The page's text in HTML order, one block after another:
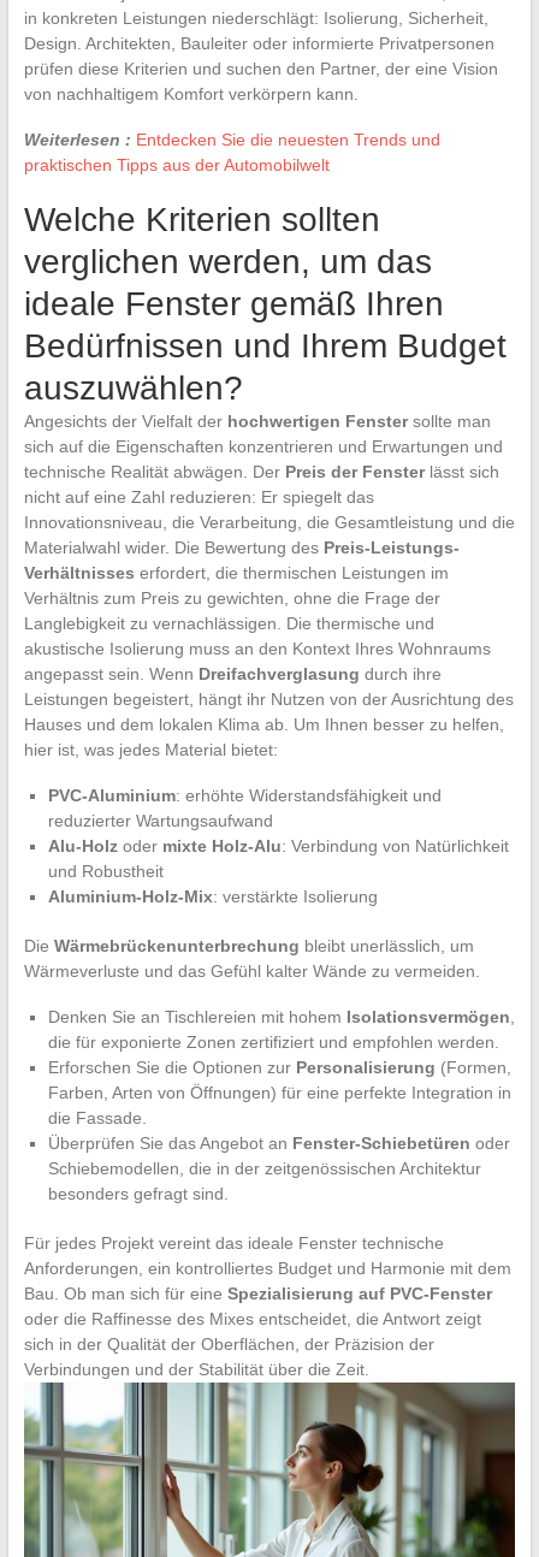
in konkreten Leistungen niederschlägt: Isolierung, Sicherheit,
Design. Architekten, Bauleiter oder informierte Privatpersonen
prüfen diese Kriterien und suchen den Partner, der eine Vision
von nachhaltigem Komfort verkörpern kann.
Weiterlesen : Entdecken Sie die neuesten Trends und
praktischen Tipps aus der Automobilwelt
Welche Kriterien sollten
verglichen werden, um das
ideale Fenster gemäß Ihren
Bedürfnissen und Ihrem Budget
auszuwählen?
Angesichts der Vielfalt der hochwertigen Fenstersollte man
sich auf die Eigenschaften konzentrieren und Erwartungen und
technische Realität abwägen. Der Preis der Fensterlässt sich
nicht auf eine Zahl reduzieren: Er spiegelt das
Innovationsniveau, die Verarbeitung, die Gesamtleistung und die
Materialwahl wider. Die Bewertung des Preis-Leistungs-
Verhältnisses erfordert, die thermischen Leistungen im
Verhältnis zum Preis zu gewichten, ohne die Frage der
Langlebigkeit zu vernachlässigen. Die thermische und
akustische Isolierung muss an den Kontext Ihres Wohnraums
angepasst sein. Wenn Dreifachverglasung durch ihre
Leistungen begeistert, hängt ihr Nutzen von der Ausrichtung des
Hauses und dem lokalen Klima ab. Um Ihnen besser zu helfen,
hier ist, was jedes Material bietet:
PVC-Aluminium: erhöhte Widerstandsfähigkeit und
reduzierter Wartungsaufwand
Alu-Holzoder mixte Holz-Alu: Verbindung von Natürlichkeit
und Robustheit
Aluminium-Holz-Mix: verstärkte Isolierung
Die Wärmebrückenunterbrechung bleibt unerlässlich, um
Wärmeverluste und das Gefühl kalter Wände zu vermeiden.
Denken Sie an Tischlereien mit hohem Isolationsvermögen
die für exponierte Zonen zertifiziert und empfohlen werden.
Erforschen Sie die Optionen zur Personalisierung (Formen,
Farben, Arten von Öffnungen) für eine perfekte Integration in
die Fassade.
Überprüfen Sie das Angebot an Fenster-Schiebetüren oder
Schiebemodellen, die in der zeitgenössischen Architektur
besonders gefragt sind.
Für jedes Projekt vereint das ideale Fenster technische
Anforderungen, ein kontrolliertes Budget und Harmonie mit dem
Bau. Ob man sich für eine Spezialisierung auf PVC-Fenster
oder die Raffinesse des Mixes entscheidet, die Antwort zeigt
sich in der Qualität der Oberflächen, der Präzision der
Verbindungen und der Stabilität über die Zeit.